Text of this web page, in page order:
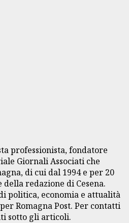
professionista, fondatore
Giornali Associati che
di cui dal 1994 e per 20
redazione di Cesena.
politica, economia e attualità
Romagna Post. Per contatti
sotto gli articoli.